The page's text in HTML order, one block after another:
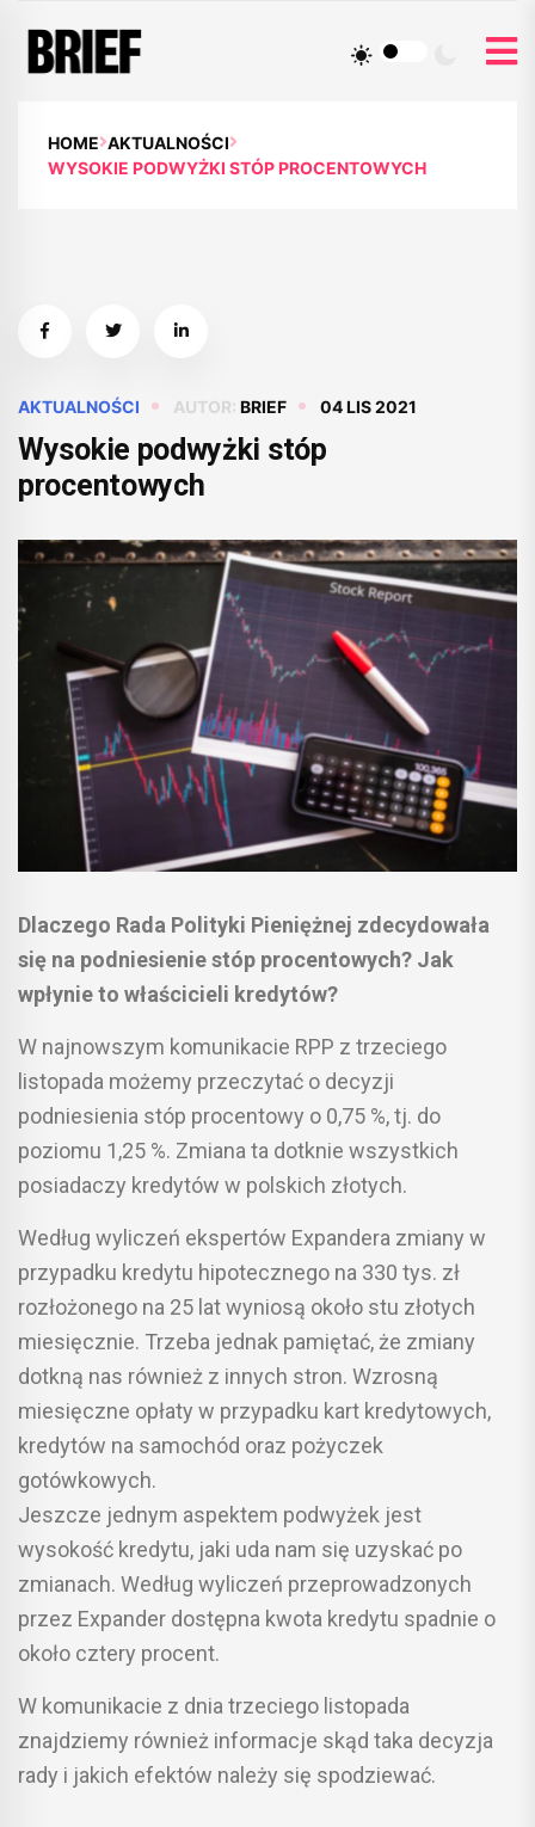
HOME AKTUALNOŚCI
WYSOKIE PODWYŻKI STÓP PROCENTOWYCH
AKTUALNOŚCI AUTOR: BRIEF 04 LIS 2021
Wysokie podwyżki stóp
procentowych
Dlaczego Rada Polityki Pieniężnej zdecydowała
się na podniesienie stóp procentowych? Jak
wpłynie to właścicieli kredytów?
W najnowszym komunikacie RPP z trzeciego
listopada możemy przeczytać o decyzji
podniesienia stóp procentowy o 0,75 %, tj. do
poziomu 1,25 %. Zmiana ta dotknie wszystkich
posiadaczy kredytów w polskich złotych.
Według wyliczeń ekspertów Expandera zmiany w
przypadku kredytu hipotecznego na 330 tys. zł
rozłożonego na 25 lat wyniosą około stu złotych
miesięcznie. Trzeba jednak pamiętać, że zmiany
dotkną nas również z innych stron. Wzrosną
miesięczne opłaty w przypadku kart kredytowych,
kredytów na samochód oraz pożyczek
gotówkowych.
Jeszcze jednym aspektem podwyżek jest
wysokość kredytu, jaki uda nam się uzyskać po
zmianach. Według wyliczeń przeprowadzonych
przez Expander dostępna kwota kredytu spadnie o
około cztery procent.
W komunikacie z dnia trzeciego listopada
znajdziemy również informacje skąd taka decyzja
rady i jakich efektów należy się spodziewać.